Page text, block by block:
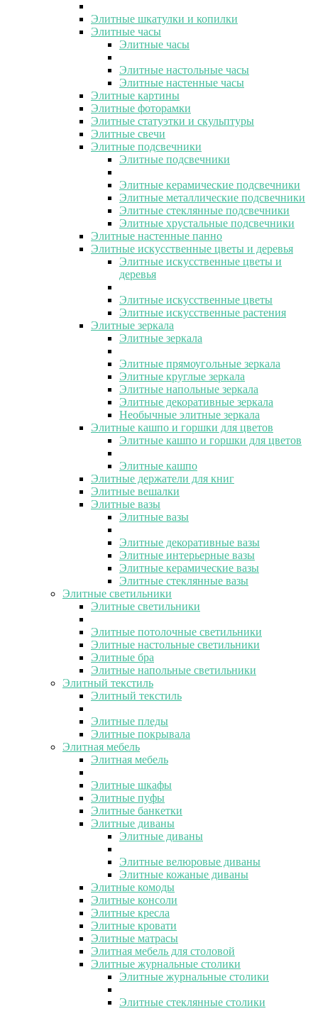
Элитные шкатулки и копилки
Элитные часы
Элитные часы
Элитные настольные часы
Элитные настенные часы
Элитные картины
Элитные фоторамки
Элитные статуэтки и скульптуры
Элитные свечи
Элитные подсвечники
Элитные подсвечники
Элитные керамические подсвечники
Элитные металлические подсвечники
Элитные стеклянные подсвечники
Элитные хрустальные подсвечники
Элитные настенные панно
Элитные искусственные цветы и деревья
Элитные искусственные цветы и
деревья
Элитные искусственные цветы
Элитные искусственные растения
Элитные зеркала
Элитные зеркала
Элитные прямоугольные зеркала
Элитные круглые зеркала
Элитные напольные зеркала
Элитные декоративные зеркала
Необычные элитные зеркала
Элитные кашпо и горшки для цветов
Элитные кашпо и горшки для цветов
Элитные кашпо
Элитные держатели для книг
Элитные вешалки
Элитные вазы
Элитные вазы
Элитные декоративные вазы
Элитные интерьерные вазы
Элитные керамические вазы
Элитные стеклянные вазы
Элитные светильники
Элитные светильники
Элитные потолочные светильники
Элитные настольные светильники
Элитные бра
Элитные напольные светильники
Элитный текстиль
Элитный текстиль
Элитные пледы
Элитные покрывала
Элитная мебель
Элитная мебель
Элитные шкафы
Элитные пуфы
Элитные банкетки
Элитные диваны
Элитные диваны
Элитные велюровые диваны
Элитные кожаные диваны
Элитные комоды
Элитные консоли
Элитные кресла
Элитные кровати
Элитные матрасы
Элитная мебель для столовой
Элитные журнальные столики
Элитные журнальные столики
Элитные стеклянные столики